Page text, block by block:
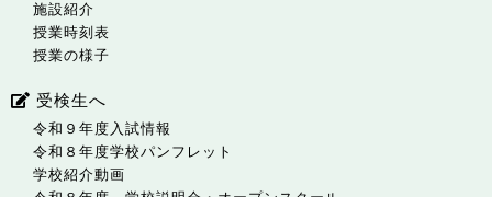
施設紹介
授業時刻表
授業の様子
受検生へ
令和９年度入試情報
令和８年度学校パンフレット
学校紹介動画